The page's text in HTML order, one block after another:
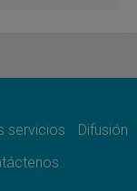
servicios
Difusión